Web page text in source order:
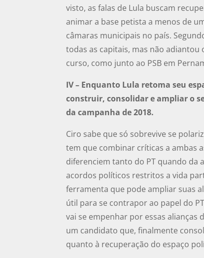
visto, as falas de Lula buscam
animar a base petista a menos de
câmaras municipais no país.
todas as capitais, mas não
curso, como junto ao PSB em
IV – Enquanto Lula retoma seu
construir, consolidar e ampliar o
da campanha de 2018.
Ciro sabe que só sobrevive se
tem que combinar críticas a ambas
diferenciem tanto do PT quando da
acordos políticos restritos a vida
ferramenta que pode ampliar suas
útil para se contrapor ao papel do
vai se empenhar por essas alianças
um candidato que, finalmente
quanto à recuperação do espaço